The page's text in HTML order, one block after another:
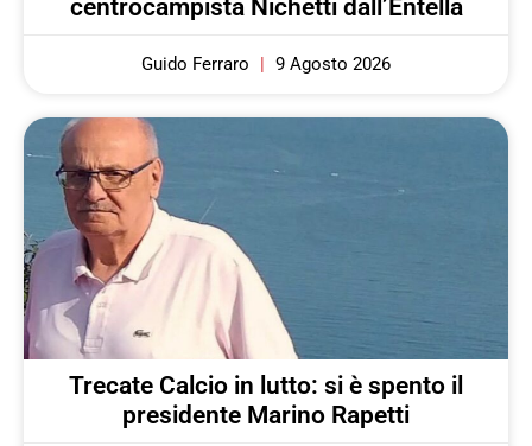
centrocampista Nichetti dall’Entella
Guido Ferraro 9 Agosto 2026
Trecate Calcio in lutto: si è spento il
presidente Marino Rapetti